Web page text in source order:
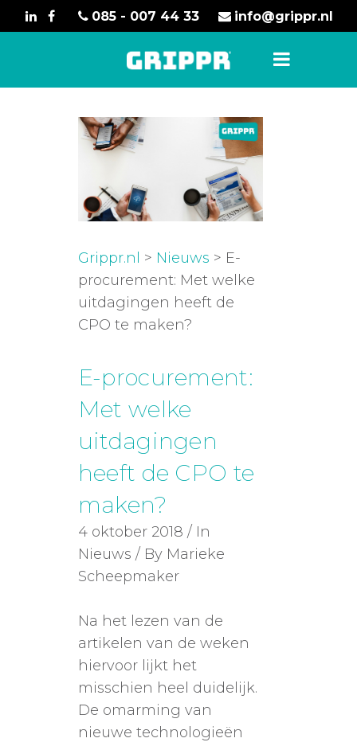
085 - 007 44 33 info@grippr.nl
Grippr.nl > Nieuws > E-
procurement: Met welke
uitdagingen heeft de
CPO te maken?
E-procurement:
Met welke
uitdagingen
heeft de CPO te
maken?
4 oktober 2018 / In
Nieuws / By Marieke
Scheepmaker
Na het lezen van de
artikelen van de weken
hiervoor lijkt het
misschien heel duidelijk.
De omarming van
nieuwe technologieën